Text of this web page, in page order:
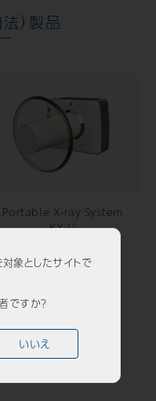
）製品
Portable X-ray System
KX-V
ガイド
象としたサイトで
ですか？
いいえ